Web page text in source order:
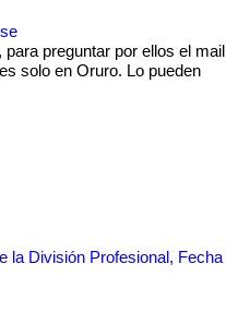
preguntar por ellos el mail
solo en Oruro. Lo pueden
la División Profesional, Fecha